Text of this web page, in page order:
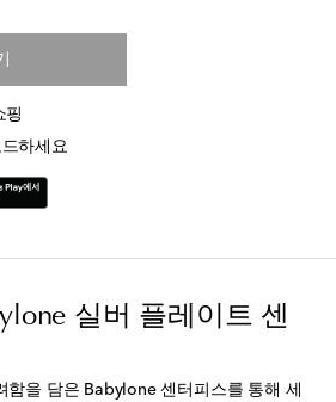
핑
하세요
실버 플레이트 센
을 담은 Babylone 센터피스를 통해 세